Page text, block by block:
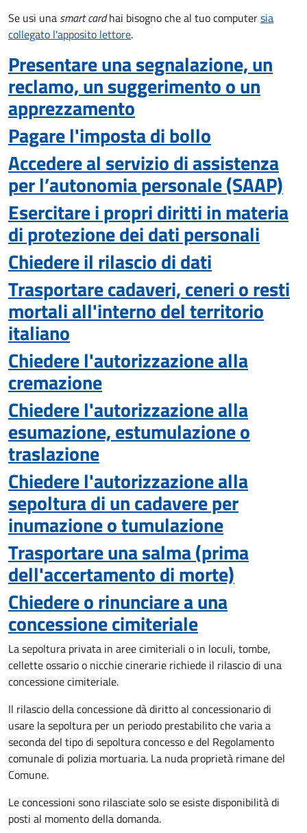
Se usi una smart cardhai bisogno che al tuo computersia
collegato l'apposito lettore.
Presentare una segnalazione, un
reclamo, un suggerimento o un
apprezzamento
Pagare l'imposta di bollo
Accedere al servizio di assistenza
per l’autonomia personale (SAAP)
Esercitare i propri diritti in materia
di protezione dei dati personali
Chiedere il rilascio di dati
Trasportare cadaveri, ceneri o resti
mortali all'interno del territorio
italiano
Chiedere l'autorizzazione alla
cremazione
Chiedere l'autorizzazione alla
esumazione, estumulazione o
traslazione
Chiedere l'autorizzazione alla
sepoltura di un cadavere per
inumazione o tumulazione
Trasportare una salma (prima
dell'accertamento di morte)
Chiedere o rinunciare a una
concessione cimiteriale
La sepoltura privata in aree cimiteriali o in loculi, tombe,
cellette ossario o nicchie cinerarie richiede il rilascio di una
concessione cimiteriale.
Il rilascio della concessione dà diritto al concessionario di
usare la sepoltura per un periodo prestabilito che varia a
seconda del tipo di sepoltura concesso e del Regolamento
comunale di polizia mortuaria. La nuda proprietà rimane del
Comune.
Le concessioni sono rilasciate solo se esiste disponibilità di
posti al momento della domanda.